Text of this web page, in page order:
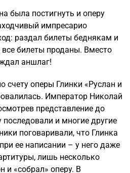
была постигнуть и оперу
импресарио
раздал билеты беднякам и
билеты проданы. Вместо
аншлаг!
счету оперы Глинки «Руслан и
Император Николай
представление до
последовали и многие другие
поговаривали, что Глинка
ее написании – у него даже
лишь несколько
и «собрал» оперу. В